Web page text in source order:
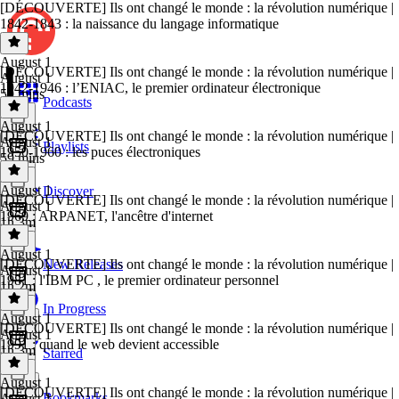
Podcasts
Playlists
Discover
New Releases
In Progress
Starred
[DÉCOUVERTE] Ils ont changé le monde : la révolution numérique |
1842-1843 : la naissance du langage informatique
August 1
August 1
59 mins
[DÉCOUVERTE] Ils ont changé le monde : la révolution numérique |
1942-1946 : l’ENIAC, le premier ordinateur électronique
August 1
August 1
59 mins
[DÉCOUVERTE] Ils ont changé le monde : la révolution numérique |
1950-1960 : les puces électroniques
August 1
August 1
1h 3m
[DÉCOUVERTE] Ils ont changé le monde : la révolution numérique |
1969 : ARPANET, l'ancêtre d'internet
August 1
August 1
1h 2m
[DÉCOUVERTE] Ils ont changé le monde : la révolution numérique |
1981 : l'IBM PC , le premier ordinateur personnel
August 1
August 1
1h 3m
[DÉCOUVERTE] Ils ont changé le monde : la révolution numérique |
1991 : quand le web devient accessible
August 1
[DÉCOUVERTE] Ils ont changé le monde : la révolution numérique |